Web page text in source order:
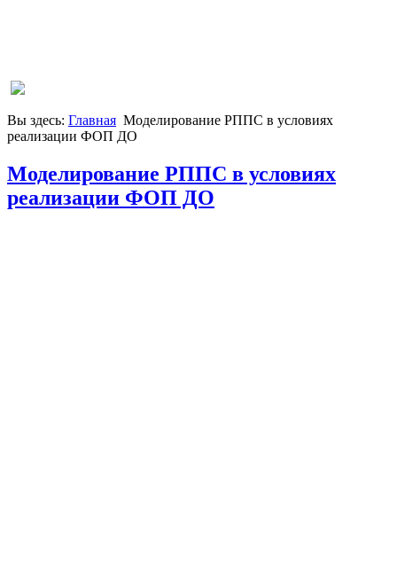
Вы здесь: Главная Моделирование РППС в условиях
реализации ФОП ДО
Моделирование РППС в условиях
реализации ФОП ДО